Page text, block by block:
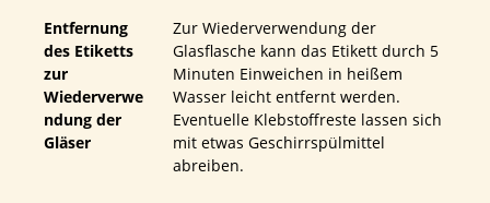
Entfernung
des Etiketts
zur
Wiederverwe
ndung der
Gläser
Zur Wiederverwendung der
Glasflasche kann das Etikett durch 5
Minuten Einweichen in heißem
Wasser leicht entfernt werden.
Eventuelle Klebstoffreste lassen sich
mit etwas Geschirrspülmittel
abreiben.